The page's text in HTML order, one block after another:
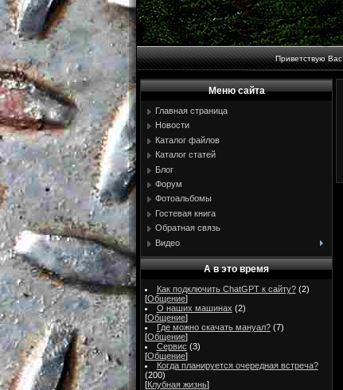
Приветствую Вас
Меню сайта
Главная страница
Новости
Каталог файлов
Каталог статей
Блог
Форум
Фотоальбомы
Гостевая книга
Обратная связь
Видео
А в это время
Как подключить ChatGPT к сайту? (2)
[Общение]
О наших машинах (2)
[Общение]
Где можно скачать мануал? (7)
[Общение]
Сервис (3)
[Общение]
Когда планируется очередная встреча?
(200)
[Клубная жизнь]